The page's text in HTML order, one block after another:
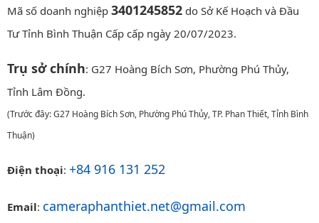
Mã số doanh nghiệp 3401245852 do Sở Kế Hoạch và Đầu
Tư Tỉnh Bình Thuận Cấp cấp ngày 20/07/2023.
Trụ sở chính: G27 Hoàng Bích Sơn, Phường Phú Thủy,
Tỉnh Lâm Đồng.
(Trước đây: G27 Hoàng Bích Sơn, Phường Phú Thủy, TP. Phan Thiết, Tỉnh Bình
Thuận)
Điện thoại: +84 916 131 252
Email: cameraphanthiet.net@gmail.com